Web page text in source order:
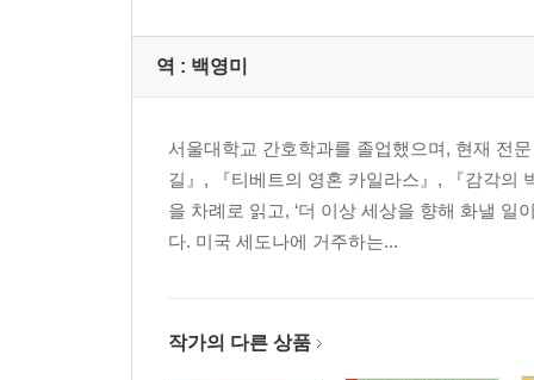
역 : 백영미
서울대학교 간호학과를 졸업했으며, 현재 전
길』, 『티베트의 영혼 카일라스』, 『감각의
을 차례로 읽고, ‘더 이상 세상을 향해 화낼 일
다. 미국 세도나에 거주하는...
작가의 다른 상품